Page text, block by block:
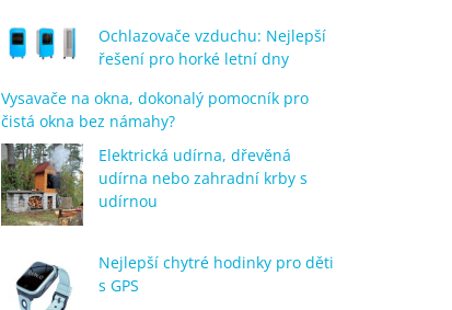
Ochlazovače vzduchu: Nejlepší
řešení pro horké letní dny
Vysavače na okna, dokonalý pomocník pro
čistá okna bez námahy?
Elektrická udírna, dřevěná
udírna nebo zahradní krby s
udírnou
Nejlepší chytré hodinky pro děti
s GPS